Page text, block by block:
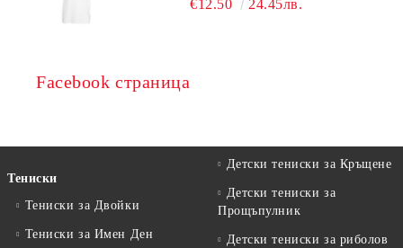
€12.50 24.45лв.
Facebook страница
Тениски
Тениски за Двойки
Тениски за Имен Ден
Детски тениски за Кръщене
Детски тениски за
Прощъпулник
Детски тениски за риболов